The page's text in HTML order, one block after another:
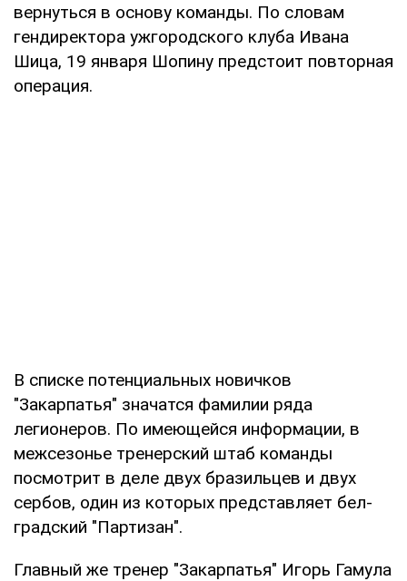
вернуться в основу команды. По словам
гендиректора ужгородского клуба Ивана
Шица, 19 января Шопину предстоит повторная
операция.
В списке потенциальных новичков
"Закарпатья" значатся фа­милии ряда
легионеров. По имеющейся информации, в
межсезонье тренерский штаб команды
посмотрит в деле двух бразильцев и двух
сербов, один из которых представляет бел­
градский "Партизан".
Главный же тренер "Закарпатья" Игорь Гамула